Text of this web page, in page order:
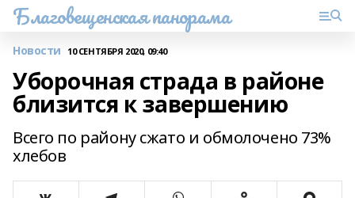
Благовещенская панорама
Новости 10 СЕНТЯБРЯ 2020, 09:40
Уборочная страда в районе
близится к завершению
Всего по району сжато и обмолочено 73%
хлебов